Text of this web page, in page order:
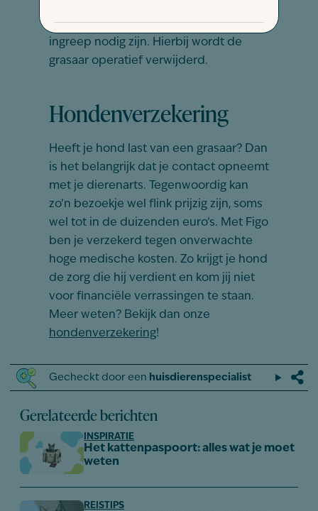
endoscoop, kan een chirurgische
ingreep nodig zijn. Hierbij wordt de
grasaar operatief verwijderd.
Hondenverzekering
Heeft je hond last van een grasaar? Dan
is het belangrijk dat je contact opneemt
met je dierenarts. Tegenwoordig kan
zo’n bezoekje wel flink prijzig zijn, soms
wel tot in de duizenden euro’s. Met Figo
ben je verzekerd tegen onverwachte
hoge medische kosten. Zo krijgt je hond
de zorg die hij verdient en kom jij niet
voor financiële verrassingen te staan.
Meer weten? Bekijk dan onze
hondenverzekering!
Gecheckt door een huisdierenspecialist
Gerelateerde berichten
INSPIRATIE
Het kattenpaspoort: alles wat je moet
weten
REISTIPS